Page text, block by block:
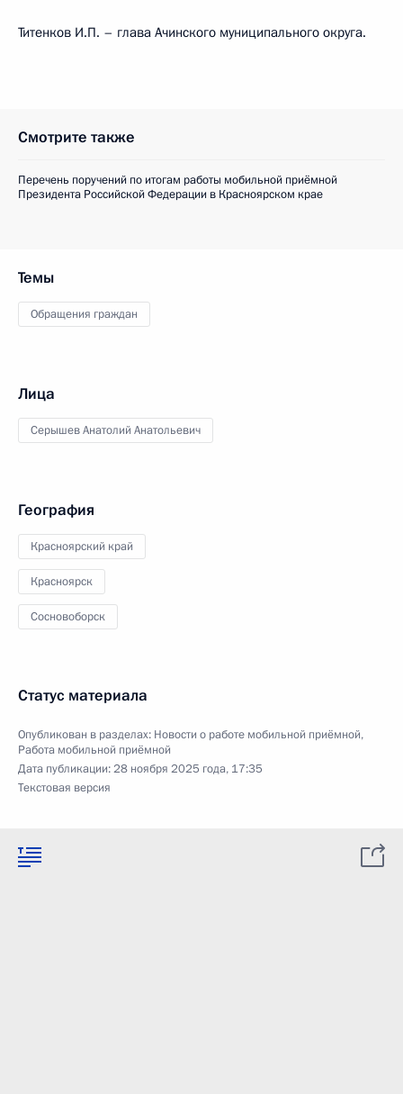
Титенков И.П. – глава Ачинского муниципального округа.
Смотрите также
Перечень поручений по итогам работы мобильной приёмной
Президента Российской Федерации в Красноярском крае
Темы
Обращения граждан
Лица
Серышев Анатолий Анатольевич
География
Красноярский край
Красноярск
Сосновоборск
Статус материала
Опубликован в разделах: Новости о работе мобильной приёмной,
Работа мобильной приёмной
Дата публикации:28 ноября 2025 года, 17:35
Текстовая версия